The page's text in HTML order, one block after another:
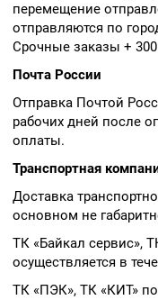
перемещение
отправляются по
Срочные заказы +
Почта России
Отправка Почтой
рабочих дней после
оплаты.
Транспортная
Доставка
основном не
ТК «Байкал сервис»,
осуществляется в
ТК «ПЭК», ТК «КИТ»